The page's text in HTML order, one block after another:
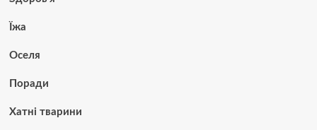
Їжа
Оселя
Поради
Хатні тварини